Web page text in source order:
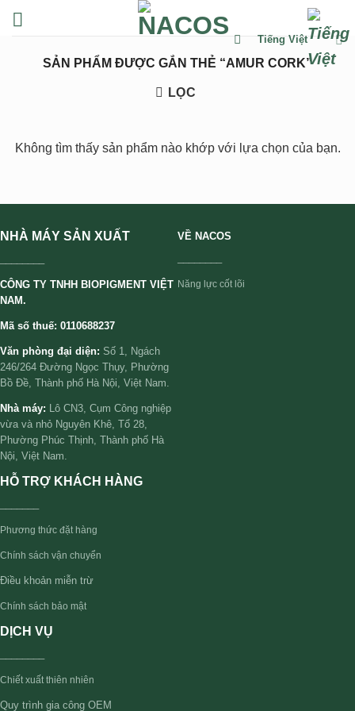
đến
Tiếng Việt
SẢN PHẨM ĐƯỢC GẮN THẺ “AMUR CORK”
LỌC
Không tìm thấy sản phẩm nào khớp với lựa chọn của bạn.
NHÀ MÁY SẢN XUẤT
CÔNG TY TNHH BIOPIGMENT VIỆT
NAM.
Mã số thuế: 0110688237
Văn phòng đại diện: Số 1, Ngách
246/264 Đường Ngọc Thụy, Phường
Bồ Đề, Thành phố Hà Nội, Việt Nam.
Nhà máy: Lô CN3, Cụm Công nghiệp
vừa và nhỏ Nguyên Khê, Tổ 28,
Phường Phúc Thịnh, Thành phố Hà
Nội, Việt Nam.
VỀ NACOS
Năng lực cốt lõi
HỖ TRỢ KHÁCH HÀNG
Phương thức đặt hàng
Chính sách vận chuyển
Điều khoản miễn trừ
Chính sách bảo mật
DỊCH VỤ
Chiết xuất thiên nhiên
Quy trình gia công OEM